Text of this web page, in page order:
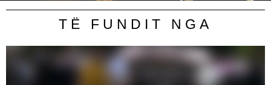
TË FUNDIT NGA